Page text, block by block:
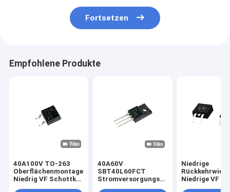
Fortsetzen
Empfohlene Produkte
40A100V TO-263
Oberflächenmontage
Niedrig VF Schottky-
40A60V
SBT40L60FCT
Stromversorgungseinheiten
Niedrige
Niedrige VF